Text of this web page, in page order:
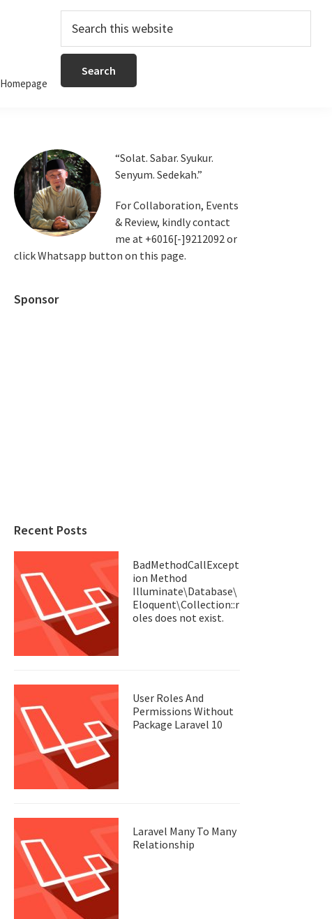
Homepage
Search
this
Primary
Sidebar
“Solat. Sabar. Syukur.
Senyum. Sedekah.”
For Collaboration, Events
& Review, kindly contact
me at +6016[-]9212092 or
click Whatsapp button on this page.
Sponsor
Recent Posts
BadMethodCallExcept
ion Method
Illuminate\Database\
Eloquent\Collection::r
oles does not exist.
User Roles And
Permissions Without
Package Laravel 10
Laravel Many To Many
Relationship